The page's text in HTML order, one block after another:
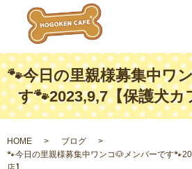
🐾今日の里親様募集中ワ
す🐾2023,9,7【保護犬カ
HOME
ブログ
🐾今日の里親様募集中ワンコ🐶メンバーです